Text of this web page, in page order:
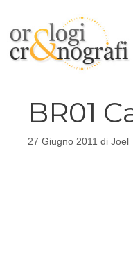
contenuto
BR01
27 Giugno 2011 di Joel